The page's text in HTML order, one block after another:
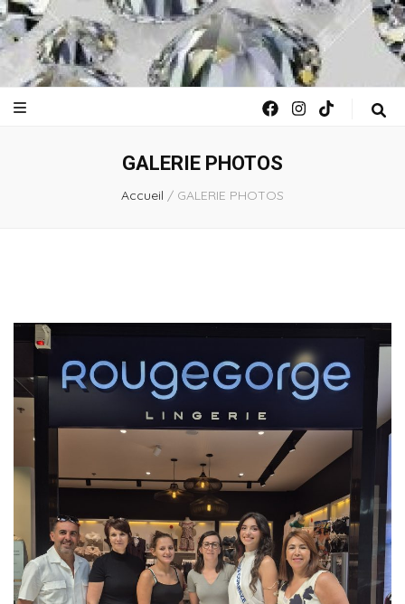
GALERIE PHOTOS
Accueil / GALERIE PHOTOS